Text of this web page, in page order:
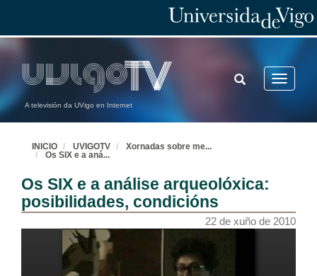
A televisión da UVigo en Internet
Toggle
TOGGLE
SEARCH
INICIO UVIGOTV Xornadas sobre me...
Os SIX e a aná...
Os SIX e a análise arqueolóxica:
posibilidades, condicións
22 de xuño de 2010